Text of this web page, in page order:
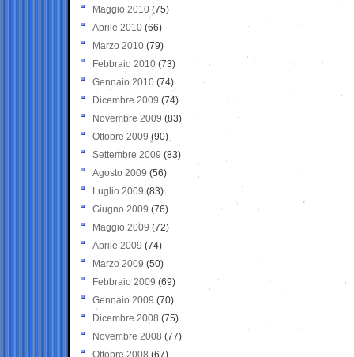
Maggio 2010 (75)
Aprile 2010 (66)
Marzo 2010 (79)
Febbraio 2010 (73)
Gennaio 2010 (74)
Dicembre 2009 (74)
Novembre 2009 (83)
Ottobre 2009 (90)
Settembre 2009 (83)
Agosto 2009 (56)
Luglio 2009 (83)
Giugno 2009 (76)
Maggio 2009 (72)
Aprile 2009 (74)
Marzo 2009 (50)
Febbraio 2009 (69)
Gennaio 2009 (70)
Dicembre 2008 (75)
Novembre 2008 (77)
Ottobre 2008 (67)